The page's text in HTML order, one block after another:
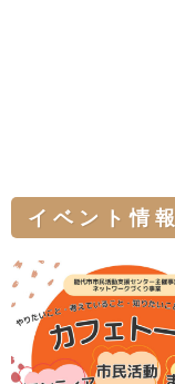
イベント情報